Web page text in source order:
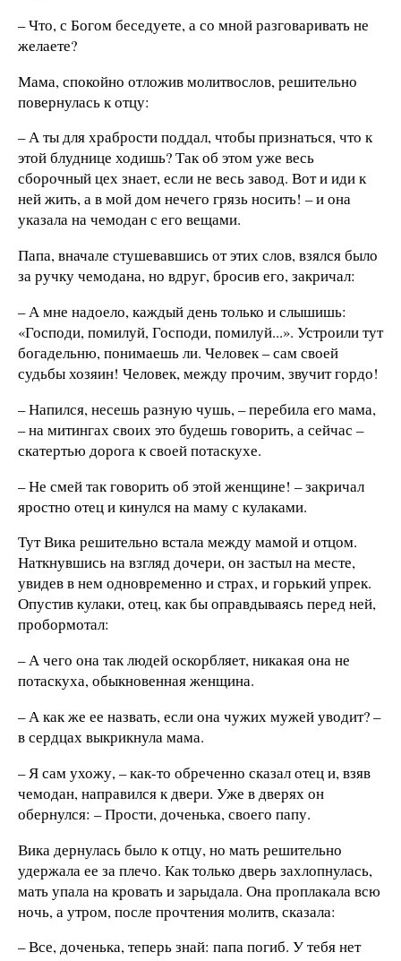
– Что, с Богом беседуете, а со мной разговаривать не
желаете?
Мама, спокойно отложив молитвослов, решительно
повернулась к отцу:
– А ты для храбрости поддал, чтобы признаться, что к
этой блуднице ходишь? Так об этом уже весь
сборочный цех знает, если не весь завод. Вот и иди к
ней жить, а в мой дом нечего грязь носить! – и она
указала на чемодан с его вещами.
Папа, вначале стушевавшись от этих слов, взялся было
за ручку чемодана, но вдруг, бросив его, закричал:
– А мне надоело, каждый день только и слышишь:
«Господи, помилуй, Господи, помилуй...». Устроили тут
богадельню, понимаешь ли. Человек – сам своей
судьбы хозяин! Человек, между прочим, звучит гордо!
– Напился, несешь разную чушь, – перебила его мама,
– на митингах своих это будешь говорить, а сейчас –
скатертью дорога к своей потаскухе.
– Не смей так говорить об этой женщине! – закричал
яростно отец и кинулся на маму с кулаками.
Тут Вика решительно встала между мамой и отцом.
Наткнувшись на взгляд дочери, он застыл на месте,
увидев в нем одновременно и страх, и горький упрек.
Опустив кулаки, отец, как бы оправдываясь перед ней,
пробормотал:
– А чего она так людей оскорбляет, никакая она не
потаскуха, обыкновенная женщина.
– А как же ее назвать, если она чужих мужей уводит? –
в сердцах выкрикнула мама.
– Я сам ухожу, – как-то обреченно сказал отец и, взяв
чемодан, направился к двери. Уже в дверях он
обернулся: – Прости, доченька, своего папу.
Вика дернулась было к отцу, но мать решительно
удержала ее за плечо. Как только дверь захлопнулась,
мать упала на кровать и зарыдала. Она проплакала всю
ночь, а утром, после прочтения молитв, сказала:
– Все, доченька, теперь знай: папа погиб. У тебя нет